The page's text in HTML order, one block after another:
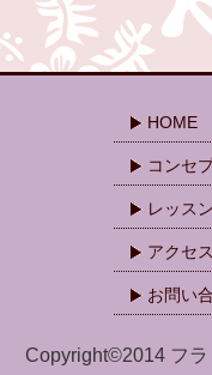
HOME
コンセ
レッス
アクセス
お問い
Copyright©2014 フ